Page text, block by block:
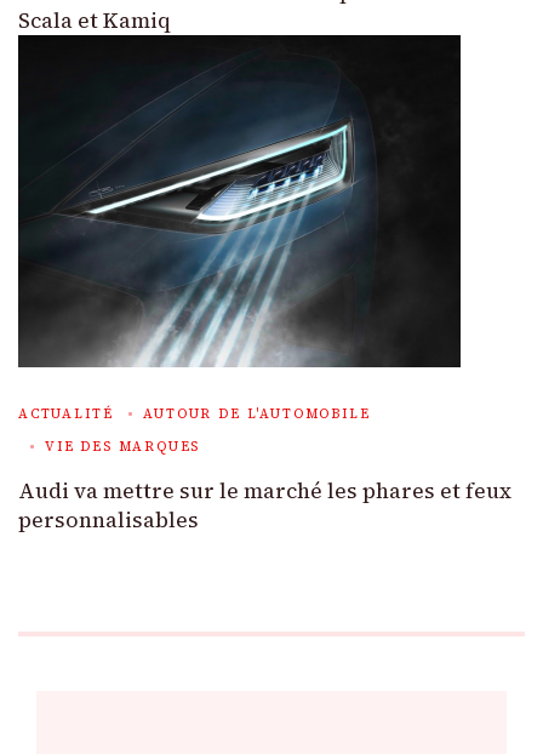
Scala et Kamiq
ACTUALITÉ
AUTOUR DE L'AUTOMOBILE
VIE DES MARQUES
Audi va mettre sur le marché les phares et feux
personnalisables